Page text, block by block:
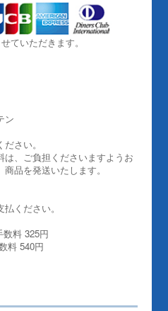
ていただきます。
ン
さい。
、ご負担くださいますようお
品を発送いたします。
ください。
数料 325円
料 540円